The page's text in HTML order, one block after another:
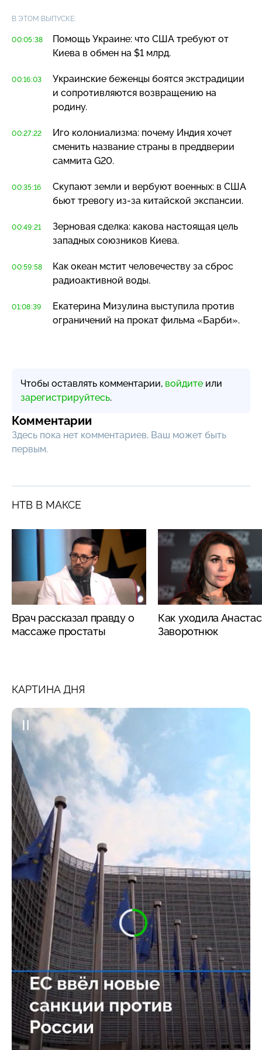
В ЭТОМ ВЫПУСКЕ:
00:05:38
Помощь Украине: что США требуют от
Киева в обмен на $1 млрд.
00:16:03
Украинские беженцы боятся экстрадиции
и сопротивляются возвращению на
родину.
00:27:22
Иго колониализма: почему Индия хочет
сменить название страны в преддверии
саммита G20.
00:35:16
Скупают земли и вербуют военных: в США
бьют тревогу из-за китайской экспансии.
00:49:21
Зерновая сделка: какова настоящая цель
западных союзников Киева.
00:59:58
Как океан мстит человечеству за сброс
радиоактивной воды.
01:08:39
Екатерина Мизулина выступила против
ограничений на прокат фильма «Барби».
Чтобы оставлять комментарии, войдите или
зарегистрируйтесь.
Комментарии
Здесь пока нет комментариев, Ваш может быть
первым.
НТВ В МАКСЕ
Врач рассказал правду о
массаже простаты
Как уходила
Заворотнюк
КАРТИНА ДНЯ